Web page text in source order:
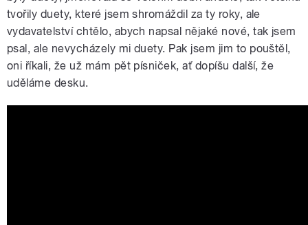
tvořily duety, které jsem shromáždil za ty roky, ale
vydavatelství chtělo, abych napsal nějaké nové, tak jsem
psal, ale nevycházely mi duety. Pak jsem jim to pouštěl,
oni říkali, že už mám pět písniček, ať dopíšu další, že
uděláme desku.